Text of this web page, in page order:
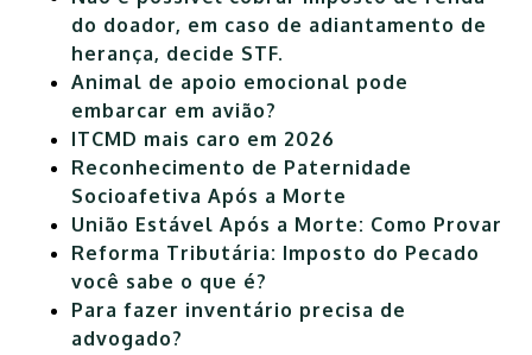
do doador, em caso de adiantamento de
herança, decide STF.
Animal de apoio emocional pode
embarcar em avião?
ITCMD mais caro em 2026
Reconhecimento de Paternidade
Socioafetiva Após a Morte
União Estável Após a Morte: Como Provar
Reforma Tributária: Imposto do Pecado
você sabe o que é?
Para fazer inventário precisa de
advogado?